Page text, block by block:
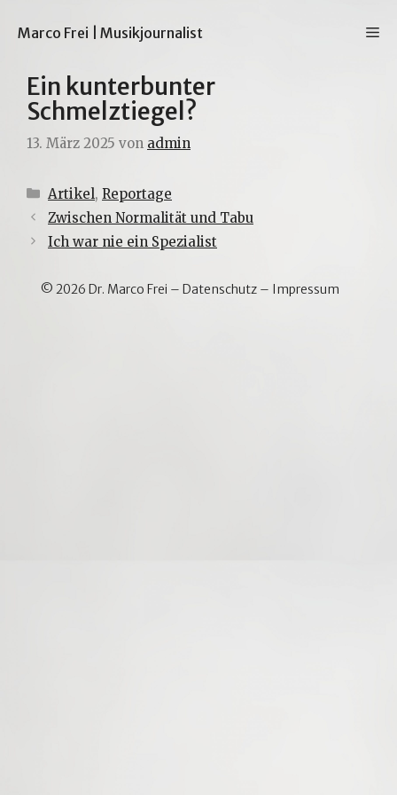
InhaltMarco Frei | Musikjournalist
Ein kunterbunter
Schmelztiegel?
13. März 2025 von admin
Kategorien
Artikel, Reportage
Zwischen Normalität und Tabu
Ich war nie ein Spezialist
© 2026 Dr. Marco Frei – Datenschutz– Impressum